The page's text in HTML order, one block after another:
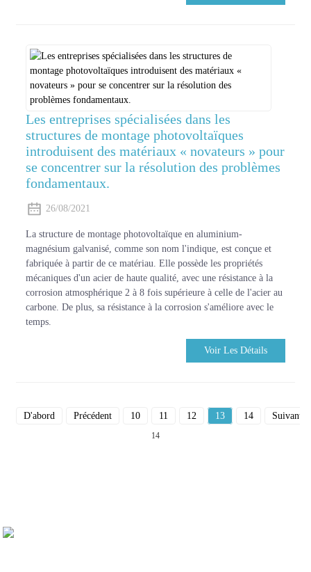
Les entreprises spécialisées dans les
structures de montage photovoltaïques
introduisent des matériaux « novateurs » pour
se concentrer sur la résolution des problèmes
fondamentaux.
26/08/2021
La structure de montage photovoltaïque en aluminium-
magnésium galvanisé, comme son nom l'indique, est conçue et
fabriquée à partir de ce matériau. Elle possède les propriétés
mécaniques d'un acier de haute qualité, avec une résistance à la
corrosion atmosphérique 2 à 8 fois supérieure à celle de l'acier au
carbone. De plus, sa résistance à la corrosion s'améliore avec le
temps.
Voir Les Détails
D'abord Précédent 10 11 12 13 14 Suivant
14